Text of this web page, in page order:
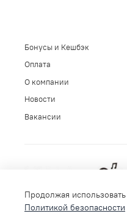
Бонусы и Кешбэк
Оплата
О компании
Новости
Вакансии
Продолжая
Политикой безопасности